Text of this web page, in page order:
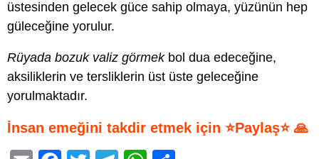
üstesinden gelecek güce sahip olmaya, yüzünün hep
güleceğine yorulur.
Rüyada bozuk valiz görmekbol dua edeceğine,
aksiliklerin ve tersliklerin üst üste geleceğine
yorulmaktadır.
İnsan emeğini takdir etmek için ⭐Paylaş⭐ 🙏